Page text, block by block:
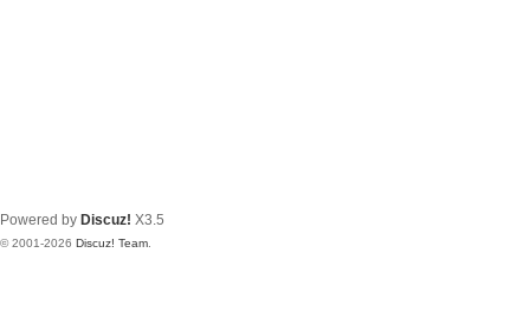
Powered by Discuz! X3.5
© 2001-2026 Discuz! Team